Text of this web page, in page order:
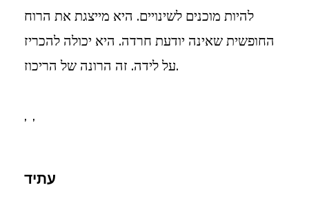
להיות מוכנים לשינויים. היא מייצגת את הרוח
החופשית שאינה יודעת חרדה. היא יכולה להכריז
על לידה. זה הרונה של הריכוז.
, ,
עתיד